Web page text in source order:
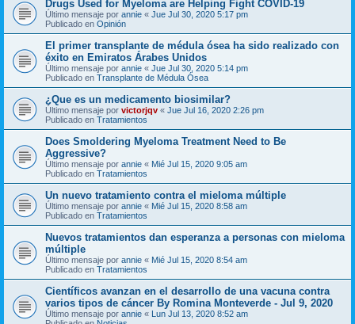
Drugs Used for Myeloma are Helping Fight COVID-19
Último mensaje por annie « Jue Jul 30, 2020 5:17 pm
Publicado en Opinión
El primer transplante de médula ósea ha sido realizado con
éxito en Emiratos Árabes Unidos
Último mensaje por annie « Jue Jul 30, 2020 5:14 pm
Publicado en Transplante de Médula Ósea
¿Que es un medicamento biosimilar?
Último mensaje por victorjqv « Jue Jul 16, 2020 2:26 pm
Publicado en Tratamientos
Does Smoldering Myeloma Treatment Need to Be
Aggressive?
Último mensaje por annie « Mié Jul 15, 2020 9:05 am
Publicado en Tratamientos
Un nuevo tratamiento contra el mieloma múltiple
Último mensaje por annie « Mié Jul 15, 2020 8:58 am
Publicado en Tratamientos
Nuevos tratamientos dan esperanza a personas con mieloma
múltiple
Último mensaje por annie « Mié Jul 15, 2020 8:54 am
Publicado en Tratamientos
Científicos avanzan en el desarrollo de una vacuna contra
varios tipos de cáncer By Romina Monteverde - Jul 9, 2020
Último mensaje por annie « Lun Jul 13, 2020 8:52 am